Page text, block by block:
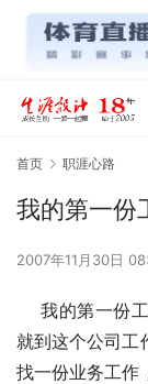
首页 职涯心路
我的第一份
2007年11月30日
我的第一份工
就到这个公司工
找一份业务工作